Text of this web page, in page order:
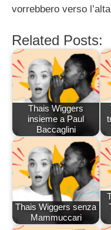
vorrebbero verso
Related Posts:
Thais Wiggers
insieme a Paul
Baccaglini
Thais Wiggers senza
Mammuccari